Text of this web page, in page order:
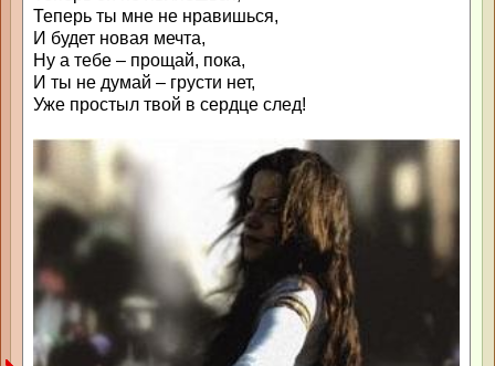
Теперь ты мне не нравишься,
И будет новая мечта,
Ну а тебе – прощай, пока,
И ты не думай – грусти нет,
Уже простыл твой в сердце след!